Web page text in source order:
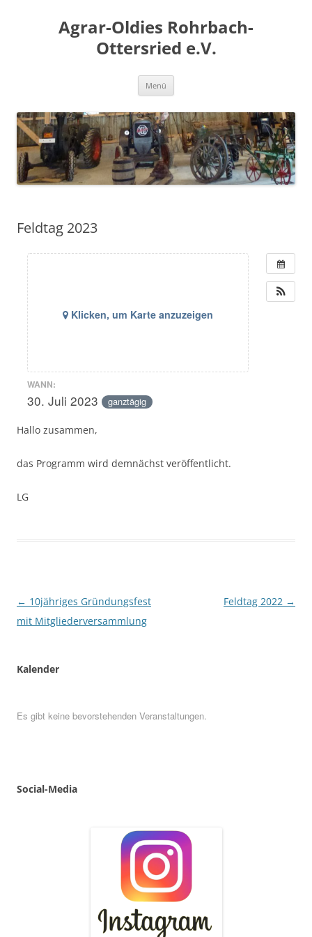
Agrar-Oldies Rohrbach-
Ottersried e.V.
Menü
Feldtag 2023
Klicken, um Karte anzuzeigen
WANN:
30. Juli 2023 ganztägig
Hallo zusammen,
das Programm wird demnächst veröffentlicht.
LG
Beitragsnavigation
← 10jähriges Gründungsfest
mit Mitgliederversammlung
Feldtag 2022 →
Kalender
Es gibt keine bevorstehenden Veranstaltungen.
Social-Media